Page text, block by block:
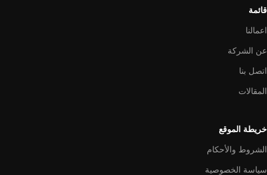
قائمة
اعمالنا
عن الشركة
اتصل بنا
المقالات
خريطة الموقع
الشروط والأحكام
سياسة الخصوصية